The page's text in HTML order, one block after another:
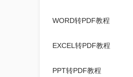
WORD转PDF教程
EXCEL转PDF教程
PPT转PDF教程